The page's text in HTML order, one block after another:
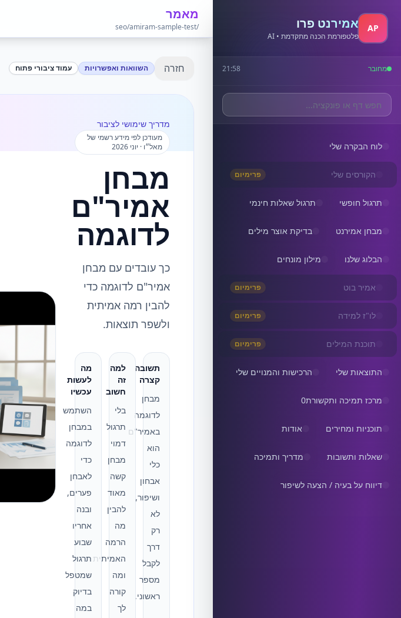
AP אמירנט פרו
פלטפורמת הכנה מתקדמת • AI
מחובר 21:58
לוח הבקרה שלי
הקורסים שלי פרימיום
תרגול חופשי תרגול שאלות חינמי
מבחן אמירנט בדיקת אוצר מילים
הבלוג שלנו מילון מונחים
אמיר בוט פרימיום
לו"ז למידה פרימיום
תוכנת המילים פרימיום
התוצאות שלי הרכישות והמנויים שלי
מרכז תמיכה ותקשורת0
תוכניות ומחירים אודות
שאלות ותשובות מדריך ותמיכה
דיווח על בעיה / הצעה לשיפור
מאמר
/seo/amiram-sample-test
חזרה השוואות ואפשרויות עמוד ציבורי פתוח
מדריך שימושי לציבור
מעודכן לפי מידע רשמי של
מאל״ו · יוני 2026
מבחן
אמיר"ם
לדוגמה
כך עובדים עם מבחן
אמיר"ם לדוגמה כדי
להבין רמה אמיתית
ולשפר תוצאות.
תשובה
קצרה
מבחן
לדוגמה
באמיר"ם
הוא
כלי
אבחון
ושיפור,
לא
רק
דרך
לקבל
מספר
ראשוני.
למה
זה
חשוב
בלי
תרגול
דמוי
מבחן
קשה
מאוד
להבין
מה
הרמה
האמיתית
ומה
קורה
לך
מה
לעשות
עכשיו
השתמש
במבחן
לדוגמה
כדי
לאבחן
פערים,
ובנה
אחריו
שבוע
תרגול
שמטפל
בדיוק
במה